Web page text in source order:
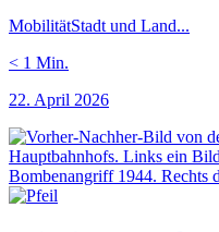
MobilitätStadt und Land...
< 1 Min.
22. April 2026